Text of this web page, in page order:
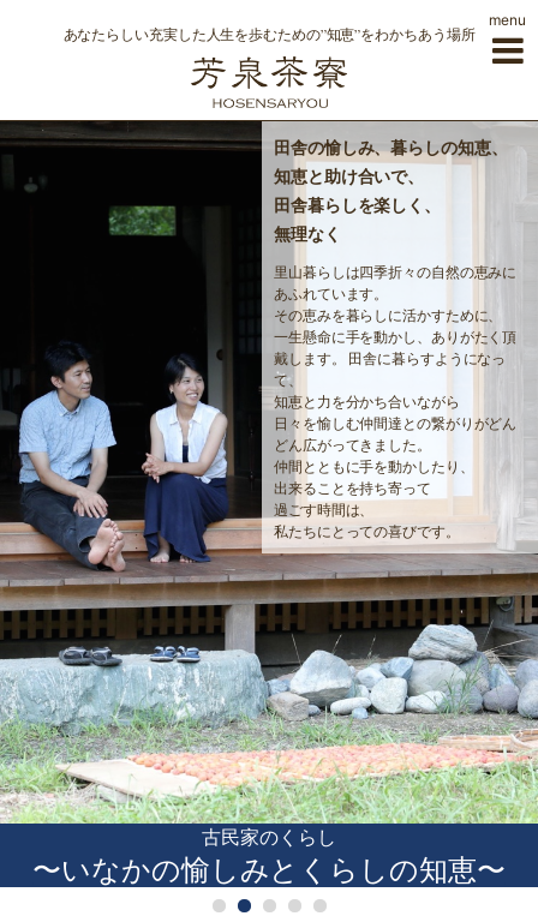
あなたらしい充実した人生を歩むための”知恵”をわかちあう場所
menu
古民家のくらし
〜いなかの愉しみとくらしの知恵〜
田舎の愉しみ、暮らしの知恵、
知恵と助け合いで、
田舎暮らしを楽しく、
無理なく
里山暮らしは四季折々の自然の恵みに
あふれています。
その恵みを暮らしに活かすために、
一生懸命に手を動かし、ありがたく頂
戴します。 田舎に暮らすようになっ
て、
知恵と力を分かち合いながら
日々を愉しむ仲間達との繋がりがどん
どん広がってきました。
仲間とともに手を動かしたり、
出来ることを持ち寄って
過ごす時間は、
私たちにとっての喜びです。